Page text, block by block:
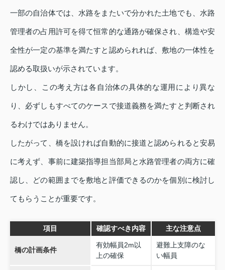
一部の自治体では、水路をまたいで分かれた土地でも、水路
管理者の占用許可を得て恒常的な通路が確保され、構造や安
全性が一定の基準を満たすと認められれば、敷地の一体性を
認める取扱いが示されています。
しかし、この考え方は各自治体の具体的な運用により異な
り、必ずしもすべてのケースで接道義務を満たすと判断され
るわけではありません。
したがって、橋を設ければ自動的に接道と認められると安易
に考えず、事前に建築指導担当部局と水路管理者の両方に確
認し、どの範囲までを敷地と評価できるのかを個別に検討し
てもらうことが重要です。
項目 確認すべき内容 主な注意点
橋の計画条件
有効幅員2m以
上の確保
避難上支障のな
い幅員